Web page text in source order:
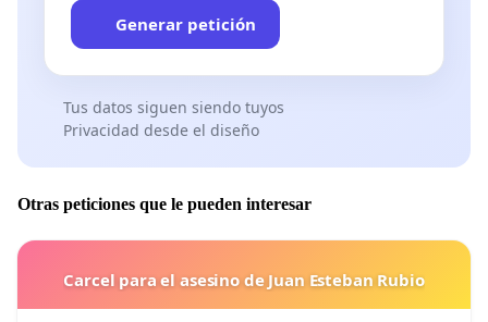
Generar petición
Tus datos siguen siendo tuyos
Privacidad desde el diseño
Otras peticiones que le pueden interesar
Carcel para el asesino de Juan Esteban Rubio